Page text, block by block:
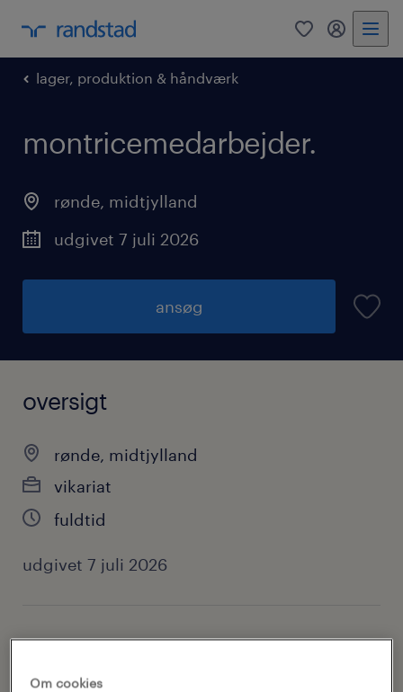
0
lager, produktion & håndværk
montricemedarbejder.
rønde, midtjylland
udgivet 7 juli 2026
ansøg
oversigt
rønde, midtjylland
vikariat
fuldtid
udgivet 7 juli 2026
jobkategori
lager, produktion & håndværk
Om cookies